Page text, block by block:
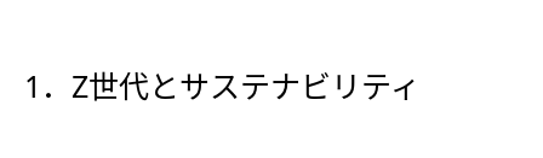
1．Z世代とサステナビリティ